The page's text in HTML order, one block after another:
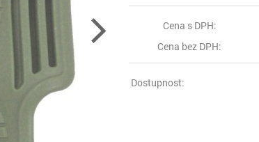
Cena s DPH:
Cena bez DPH:
Dostupnost: